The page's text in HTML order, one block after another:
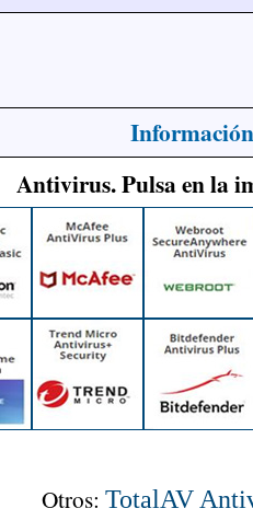
Antivirus. Pulsa en la
Otros: TotalAV